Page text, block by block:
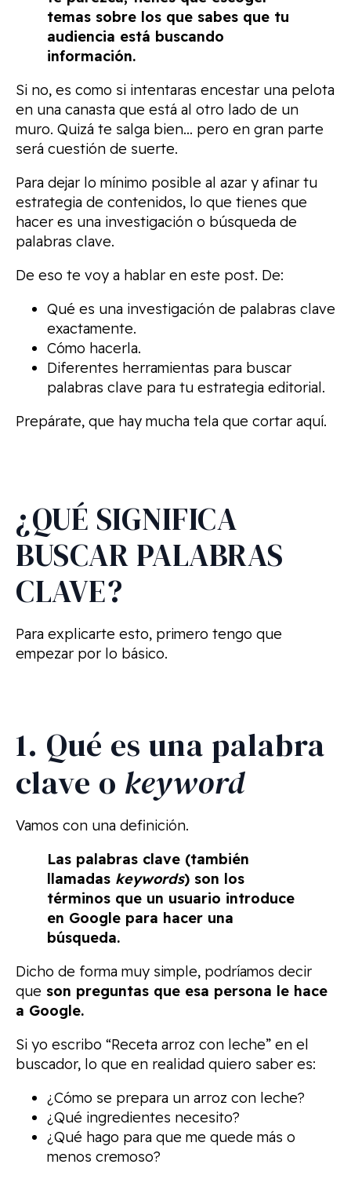
temas sobre los que sabes que tu
audiencia está buscando
información.
Si no, es como si intentaras encestar una pelota
en una canasta que está al otro lado de un
muro. Quizá te salga bien… pero en gran parte
será cuestión de suerte.
Para dejar lo mínimo posible al azar y afinar tu
estrategia de contenidos, lo que tienes que
hacer es una investigación o búsqueda de
palabras clave.
De eso te voy a hablar en este post. De:
Qué es una investigación de palabras clave
exactamente.
Cómo hacerla.
Diferentes herramientas para buscar
palabras clave para tu estrategia editorial.
Prepárate, que hay mucha tela que cortar aquí.
¿QUÉ SIGNIFICA
BUSCAR PALABRAS
CLAVE?
Para explicarte esto, primero tengo que
empezar por lo básico.
1. Qué es una palabra
clave o keyword
Vamos con una definición.
Las palabras clave (también
llamadas keywords) son los
términos que un usuario introduce
en Google para hacer una
búsqueda.
Dicho de forma muy simple, podríamos decir
que son preguntas que esa persona le hace
a Google.
Si yo escribo “Receta arroz con leche” en el
buscador, lo que en realidad quiero saber es:
¿Cómo se prepara un arroz con leche?
¿Qué ingredientes necesito?
¿Qué hago para que me quede más o
menos cremoso?